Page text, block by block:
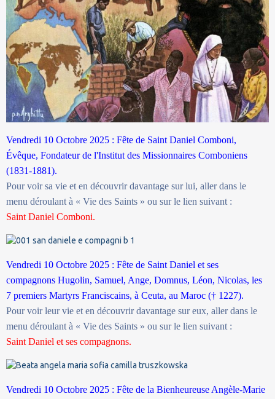
Vendredi 10 Octobre 2025 : Fête de Saint Daniel Comboni,
Évêque, Fondateur de l'Institut des Missionnaires Comboniens
(1831-1881).
Pour voir sa vie et en découvrir davantage sur lui, aller dans le
menu déroulant à « Vie des Saints » ou sur le lien suivant :
Saint Daniel Comboni.
Vendredi 10 Octobre 2025 : Fête de Saint Daniel et ses
compagnons Hugolin, Samuel, Ange, Domnus, Léon, Nicolas, les
7 premiers Martyrs Franciscains, à Ceuta, au Maroc († 1227).
Pour voir leur vie et en découvrir davantage sur eux, aller dans le
menu déroulant à « Vie des Saints » ou sur le lien suivant :
Saint Daniel et ses compagnons.
Vendredi 10 Octobre 2025 : Fête de la Bienheureuse Angèle-Marie